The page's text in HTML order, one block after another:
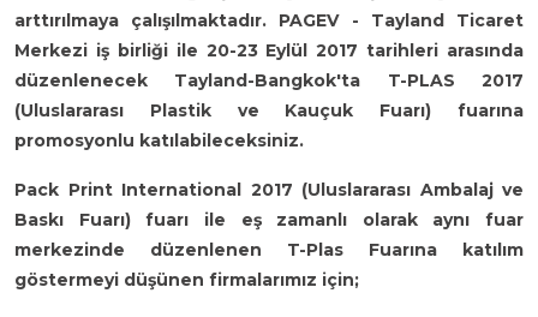
arttırılmaya çalışılmaktadır. PAGEV - Tayland Ticaret
Merkezi iş birliği ile 20-23 Eylül 2017 tarihleri arasında
düzenlenecek Tayland-Bangkok'ta T-PLAS 2017
(Uluslararası Plastik ve Kauçuk Fuarı) fuarına
promosyonlu katılabileceksiniz.
Pack Print International 2017 (Uluslararası Ambalaj ve
Baskı Fuarı) fuarı ile eş zamanlı olarak aynı fuar
merkezinde düzenlenen T-Plas Fuarına katılım
göstermeyi düşünen firmalarımız için;